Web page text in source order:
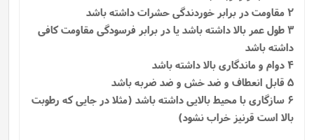
2 مقاومت در برابر خوردندگی حشرات داشته باشد
3 طول عمر بالا داشته باشد یا در برابر فرسودگی مقاومت کافی
داشته باشد
4 دوام و ماندگاری بالا داشته باشد
5 قابل انعطاف و ضد خش و ضد ضربه باشد
6 سازگاری با محیط بالایی داشته باشد (مثلا در جایی که رطوبت
بالا است قرنیز خراب نشود)